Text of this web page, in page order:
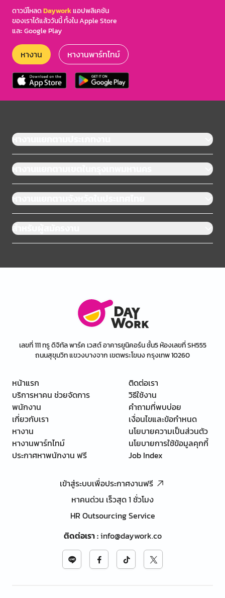
ดาวน์โหลดDayworkแอปพลิเคชัน
ของเราได้แล้ววันนี้ ทั้งใน Apple Store
และ Google Play
หางาน หางานพาร์ทไทม์
หางานแยกตามประเภทงาน
หางานแยกตามเขตในกรุงเทพมหานคร
หางานแยกตามจังหวัดในประเทศไทย
สำหรับผู้สมัครงาน
เลขที่ 111 ทรู ดิจิทัล พาร์ค เวสต์ อาคารยูนิคอร์น ชั้น5 ห้องเลขที่ SH555
ถนนสุขุมวิท แขวงบางจาก เขตพระโขนง กรุงเทพ 10260
หน้าแรก
บริการหาคน ช่วยจัดการ
พนักงาน
เกี่ยวกับเรา
หางาน
หางานพาร์ทไทม์
ประกาศหาพนักงาน ฟรี
ติดต่อเรา
วิธีใช้งาน
คำถามที่พบบ่อย
เงื่อนไขและข้อกำหนด
นโยบายความเป็นส่วนตัว
นโยบายการใช้ข้อมูลคุกกี้
Job Index
เข้าสู่ระบบเพื่อประกาศงานฟรี
หาคนด่วน เร็วสุด 1 ชั่วโมง
HR Outsourcing Service
ติดต่อเรา:info@daywork.co